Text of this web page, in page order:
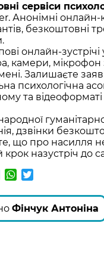
сервіси
Анонімні онлайн-
безкоштовні
онлайн-
камери,
Залишаєте
психологічна
та
дзвінки
що про насилля
назустріч до
TelegramWhatsApp
Фінчук Антоніна